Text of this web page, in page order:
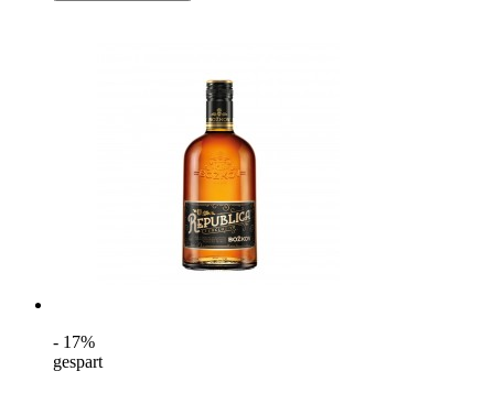
- 17%
gespart